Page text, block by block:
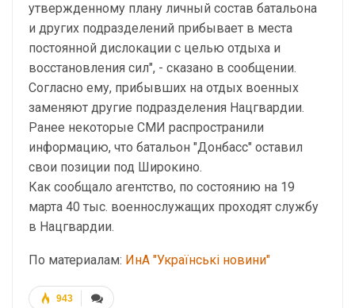
утвержденному плану личный состав батальона
и других подразделений прибывает в места
постоянной дислокации с целью отдыха и
восстановления сил", - сказано в сообщении.
Согласно ему, прибывших на отдых военных
заменяют другие подразделения Нацгвардии.
Ранее некоторые СМИ распространили
информацию, что батальон "Донбасс" оставил
свои позиции под Широкино.
Как сообщало агентство, по состоянию на 19
марта 40 тыс. военнослужащих проходят службу
в Нацгвардии.
По материалам: ИнА "Українські новини"
943